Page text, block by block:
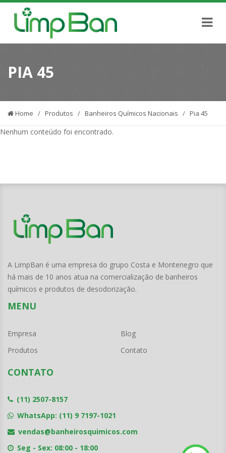
PIA 45
Home / Produtos / Banheiros Químicos Nacionais / Pia 45
Nenhum conteúdo foi encontrado.
A LimpBan é uma empresa do grupo Costa e Montenegro que
há mais de 10 anos atua na comercialização de banheiros
químicos e produtos de desodorização.
MENU
Empresa
Produtos
Blog
Contato
CONTATO
(11) 2507-8157
WhatsApp: (11) 9 7197-1021
vendas@banheirosquimicos.com
Seg - Sex: 08:00 - 18:00